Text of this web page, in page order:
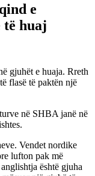
e
të huaj
gjuhët e huaja. Rreth
flasë të paktën një
në SHBA janë në
Vendet nordike
lufton pak më
është gjuha